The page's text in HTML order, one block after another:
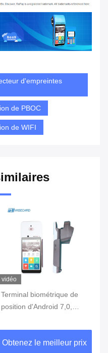
d'empreintes
de PBOC
de WIFI
vidéo
Terminal biométrique de
position d'Android 7,0,
position avec l'imprimante
Built In Battery
Obtenez le meilleur prix